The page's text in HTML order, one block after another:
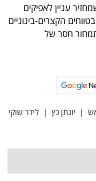
עניין לאפיקים
הקצרים-בינוניים
חסר של
| יונתן כץ | לידר שוקי